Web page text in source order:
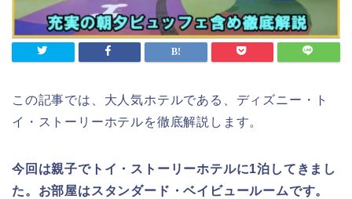
この記事では、大人気ホテルである、ディズニー・ト
イ・ストーリーホテルを徹底解説します。
今回は親子でトイ・ストーリーホテルに1泊してきまし
た。お部屋はスタンダード・ベイビュールームです。